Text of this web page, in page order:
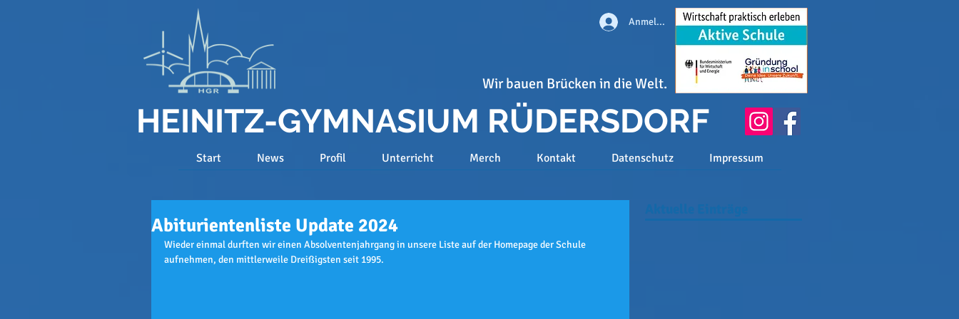
Anmelden
Wir bauen Brücken in die Welt.
HEINITZ-GYMNASIUM RÜDERSDORF
Start News Profil Unterricht Merch Kontakt Datenschutz Impressum
Abiturientenliste Update 2024
Wieder einmal durften wir einen Absolventenjahrgang in unsere Liste auf der Homepage der Schule
aufnehmen, den mittlerweile Dreißigsten seit 1995.